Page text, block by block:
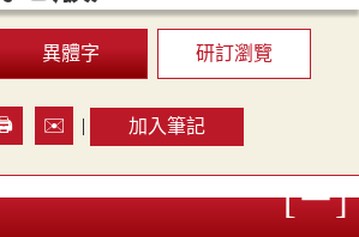
異體字 研訂瀏覽
✉️ | 加入筆記